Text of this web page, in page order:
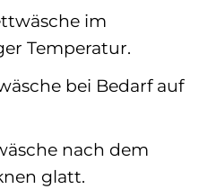
im
Temperatur.
bei Bedarf auf
nach dem
glatt.